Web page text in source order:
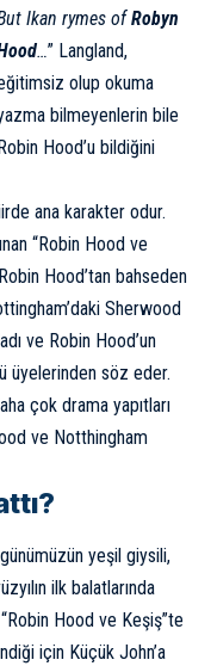
Ikan rymes ofRobyn
…” Langland,
olup okuma
bilmeyenlerin bile
Hood’u bildiğini
ana karakter odur.
“Robin Hood ve
Hood’tan bahseden
Sherwood
ve Robin Hood’un
üyelerinden söz eder.
çok drama yapıtları
ve Notthingham
yeşil giysili,
ilk balatlarında
Hood ve Keşiş”te
için Küçük John’a